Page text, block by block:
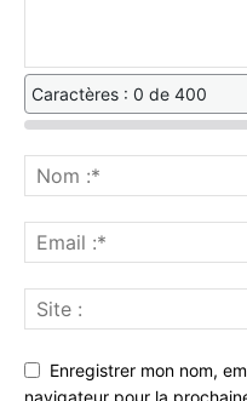
Caractères : 0 de 400
Enregistrer mon nom,